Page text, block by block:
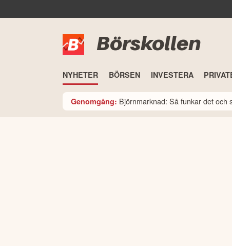
Börskollen
NYHETER BÖRSEN INVESTERA
Genomgång: Björnmarknad: Så funkar det och